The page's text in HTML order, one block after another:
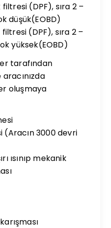
(DPF), sıra 2 –
düşük(EOBD)
(DPF), sıra 2 –
yüksek(EOBD)
tarafından
oluşmaya
(Aracın 3000 devri
ısınıp mekanik